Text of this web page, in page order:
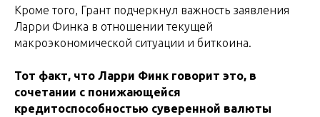
Кроме того, Грант подчеркнул важность заявления
Ларри Финка в отношении текущей
макроэкономической ситуации и биткоина.
Тот факт, что Ларри Финк говорит это, в
сочетании с понижающейся
кредитоспособностью суверенной валюты